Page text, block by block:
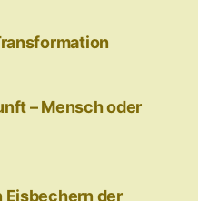
– Mensch oder
Eisbechern der